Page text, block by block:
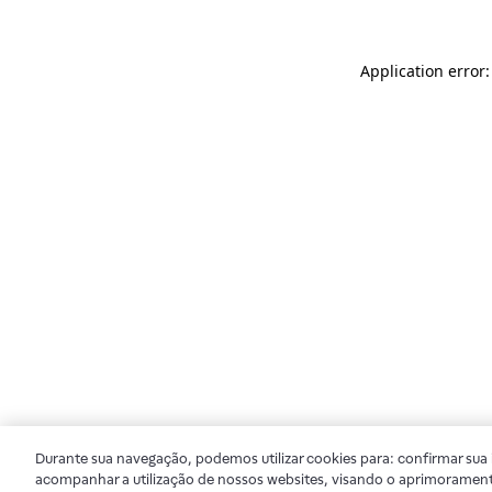
Application
Durante sua navegação, podemos utilizar cookies para: confirmar
acompanhar a utilização de nossos websites, visando o